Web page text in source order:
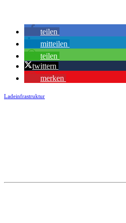
teilen
mitteilen
teilen
twittern
merken
Ladeinfrastruktur